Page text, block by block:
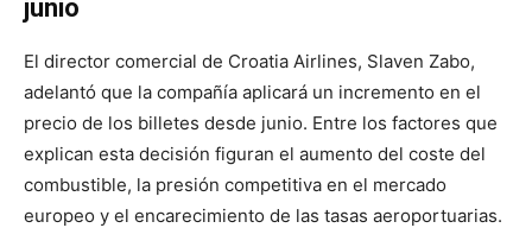
junio
El director comercial de Croatia Airlines, Slaven Zabo,
adelantó que la compañía aplicará un incremento en el
precio de los billetes desde junio. Entre los factores que
explican esta decisión figuran el aumento del coste del
combustible, la presión competitiva en el mercado
europeo y el encarecimiento de las tasas aeroportuarias.